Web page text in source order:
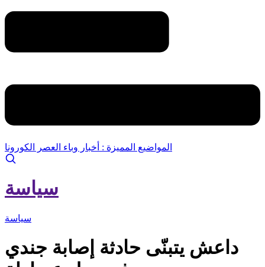
المواضيع المميزة : أخبار وباء العصر الكورونا
سياسة
سياسة
داعش يتبنّى حادثة إصابة جندي